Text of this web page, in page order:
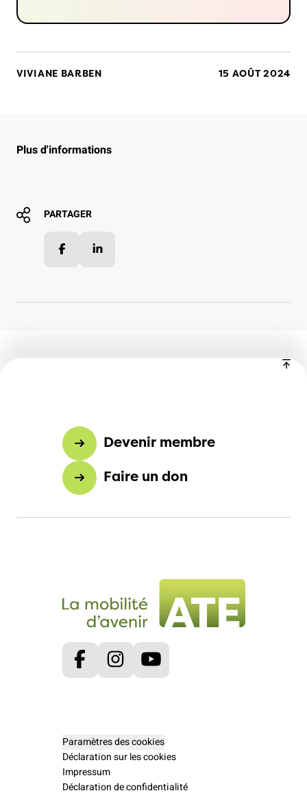
VIVIANE BARBEN 15 AOÛT 2024
Plus d'informations
PARTAGER
Facebook
Devenir membre
Faire un don
FacebookInstagram
Paramètres des cookies
Déclaration sur les cookies
Impressum
Déclaration de confidentialité